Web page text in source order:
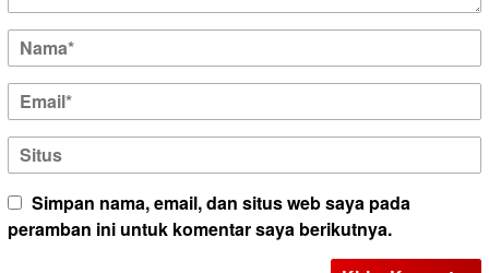
Simpan nama, email, dan situs web saya pada
peramban ini untuk komentar saya berikutnya.